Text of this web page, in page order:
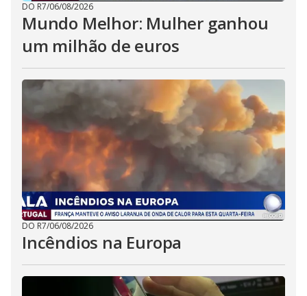
DO R7/06/08/2026
Mundo Melhor: Mulher ganhou
um milhão de euros
DO R7/06/08/2026
Incêndios na Europa